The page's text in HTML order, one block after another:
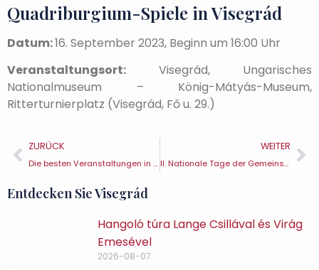
Quadriburgium-Spiele in Visegrád
Datum:16. September 2023, Beginn um 16:00 Uhr
Veranstaltungsort: Visegrád, Ungarisches
Nationalmuseum – König-Mátyás-Museum,
Ritterturnierplatz (Visegrád, Fő u. 29.)
ZURÜCK
Die besten Veranstaltungen in Visegrád (Teil 4)
WEITER
II. Nationale Tage der Gemeinschaftsarchäologie in Visegrád
Entdecken Sie Visegrád
Hangoló túra Lange Csillával és Virág
Emesével
2026-08-07